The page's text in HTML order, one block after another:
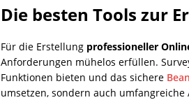
Die besten Tools zur
Für die Erstellung professioneller
Anforderungen mühelos erfüllen.
Funktionen bieten und das sichere
umsetzen, sondern auch